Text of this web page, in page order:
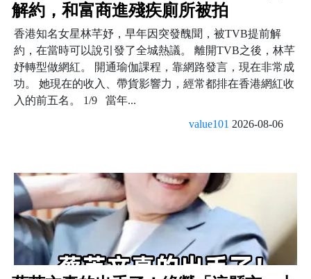
解約，和富商進殘疾廁所被拍
香港知名女星林芊妤，早年因突發醜聞，被TVB提前解
約，在當時可以說引發了全城熱議。 離開TVB之後，林芊
妤轉型做網紅。 開通瑜伽課程，靠網路發言，現在非常成
功。 她現在的收入、帶貨影響力，經常都排在香港網紅收
入的前五名。 1/9 當年...
value101 2026-08-06